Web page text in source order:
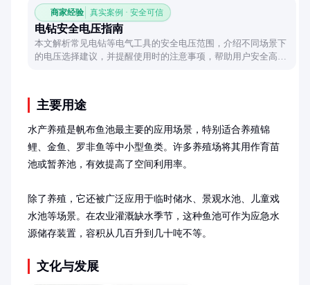
商家经验 真实案例 · 安全可信
电钻安全电压指南
本文解析常见电钻等电气工具的安全电压范围，介绍不同场景下
的电压选择建议，并提醒使用时的注意事项，帮助用户安全高效
主要用途
水产养殖是帆布鱼池最主要的应用场景，特别适合养殖锦
鲤、金鱼、罗非鱼等中小型鱼类。许多养殖场将其用作育苗
池或暂养池，有效提高了空间利用率。
除了养殖，它还被广泛应用于临时储水、景观水池、儿童戏
水池等场景。在农业灌溉缺水季节，这种鱼池可作为应急水
源储存装置，容积从几百升到几十吨不等。
文化与发展